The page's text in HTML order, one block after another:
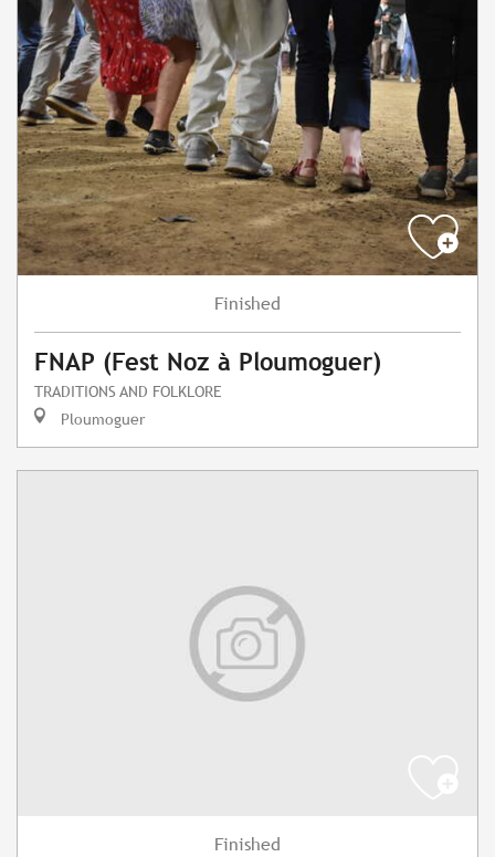
Finished
FNAP (Fest Noz à Ploumoguer)
TRADITIONS AND FOLKLORE
Ploumoguer
Finished